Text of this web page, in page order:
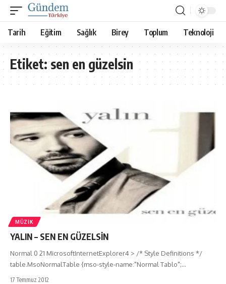
Tarih Eğitim Sağlık Birey Toplum Teknoloji
Etiket:sen en güzelsin
MÜZIK
YALIN – SEN EN GÜZELSİN
Normal 0 21 MicrosoftInternetExplorer4 > /* Style Definitions */
table.MsoNormalTable {mso-style-name:"Normal Tablo";…
17 Temmuz 2012